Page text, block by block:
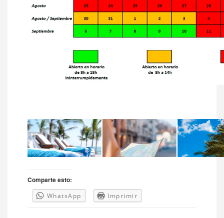
Comparte esto:
WhatsApp Imprimir